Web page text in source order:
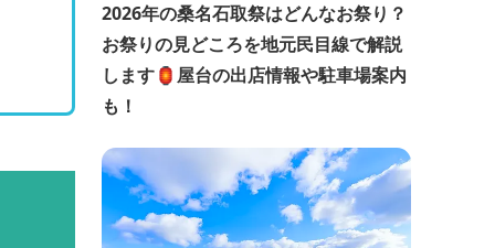
2026年の桑名石取祭はどんなお祭り？
お祭りの見どころを地元民目線で解説
します🏮屋台の出店情報や駐車場案内
も！